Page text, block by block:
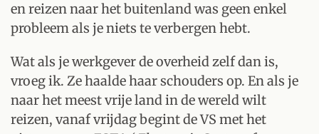
en reizen naar het buitenland was geen enkel
probleem als je niets te verbergen hebt.
Wat als je werkgever de overheid zelf dan is,
vroeg ik. Ze haalde haar schouders op. En als je
naar het meest vrije land in de wereld wilt
reizen, vanaf vrijdag begint de VS met het